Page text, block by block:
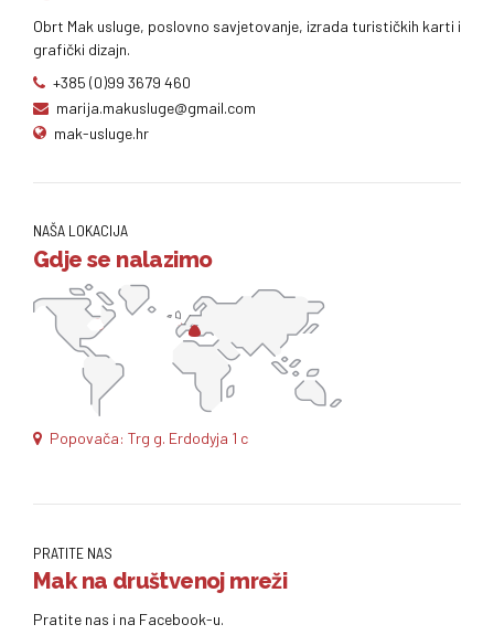
Obrt Mak usluge, poslovno savjetovanje, izrada turističkih karti i
grafički dizajn.
+385 (0)99 3679 460
marija.makusluge@gmail.com
mak-usluge.hr
NAŠA LOKACIJA
Gdje se nalazimo
Popovača: Trg g. Erdodyja 1 c
PRATITE NAS
Mak na društvenoj mreži
Pratite nas i na Facebook-u.